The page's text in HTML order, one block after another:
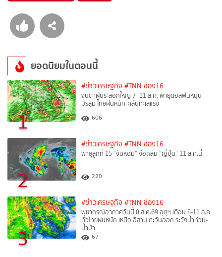
ยอดนิยมในตอนนี้
1
#ข่าวเศรษฐกิจ #TNN ช่อง16
จับตาฝนระลอกใหญ่ 7–11 ส.ค. พายุดอลฟินหนุน
มรสุม ไทยฝนหนัก-คลื่นทะเลแรง
606
2
#ข่าวเศรษฐกิจ #TNN ช่อง16
พายุลูกที่ 15 “จันหอม” จ่อถล่ม “ญี่ปุ่น” 11 ส.ค.นี้
220
3
#ข่าวเศรษฐกิจ #TNN ช่อง16
พยากรณ์อากาศวันนี้ 8 ส.ค.69 อุตุฯ เตือน 8-11 ส.ค
ทั่วไทยฝนหนัก เหนือ อีสาน ตะวันออก ระวังน้ำท่วม-
น้ำป่า
67